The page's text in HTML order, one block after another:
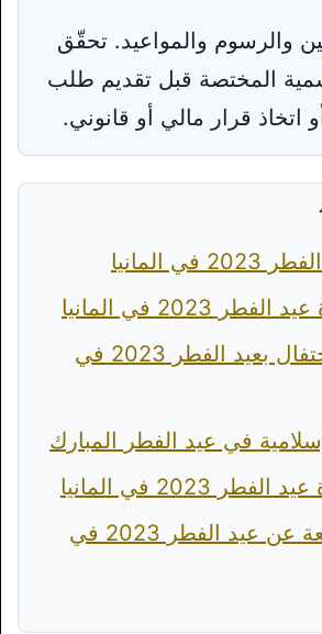
والرسوم والمواعيد. تحقّق
المختصة قبل تقديم طلب
اتخاذ قرار مالي أو قانوني.
المانيا
2023 في المانيا
مظاهر الاحتفال بعيد الفطر 2023 في
في عيد الفطر المبارك
2023 في المانيا
أسئلة شائعة عن عيد الفطر 2023 في